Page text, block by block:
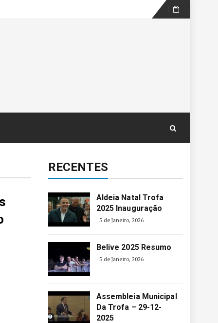
Skip
RECENTES
Aldeia Natal Trofa
2025 Inauguração
5 de Janeiro, 2026
Belive 2025 Resumo
5 de Janeiro, 2026
Assembleia Municipal
Da Trofa – 29-12-
2025